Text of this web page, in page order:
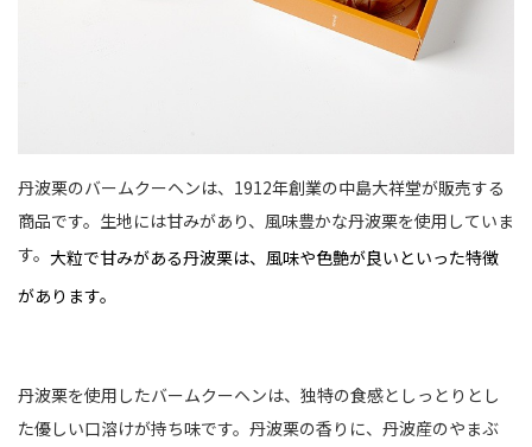
丹波栗のバームクーヘンは、1912年創業の中島大祥堂が販売する
商品です。生地には甘みがあり、風味豊かな丹波栗を使用していま
す。 大粒で甘みがある丹波栗は、風味や色艶が良いといった特徴
があります。
丹波栗を使用したバームクーヘンは、独特の食感としっとりとし
た優しい口溶けが持ち味です。丹波栗の香りに、丹波産のやまぶ